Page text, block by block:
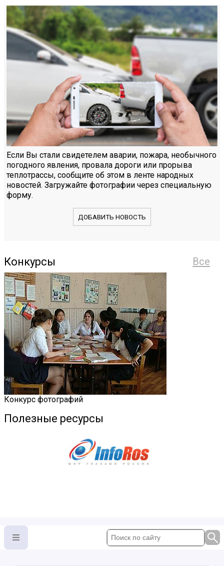
Если Вы стали свидетелем аварии, пожара, необычного
погодного явления, провала дороги или прорыва
теплотрассы, сообщите об этом в ленте народных
новостей. Загружайте фотографии через специальную
форму.
ДОБАВИТЬ НОВОСТЬ
Все
Конкурсы
Конкурс фотографий
Полезные ресурсы